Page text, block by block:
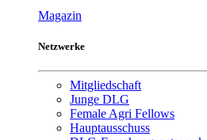
Magazin
Netzwerke
Mitgliedschaft
Junge DLG
Female Agri Fellows
Hauptausschuss